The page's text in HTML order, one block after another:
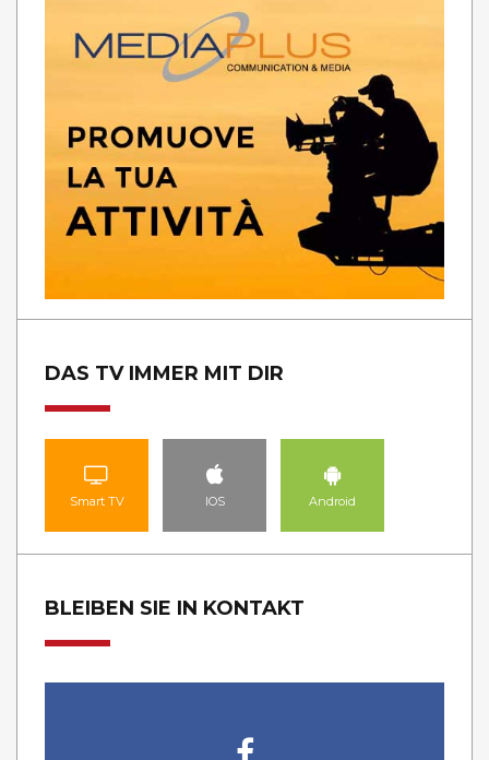
DAS TV IMMER MIT DIR
Smart TV IOS Android
BLEIBEN SIE IN KONTAKT